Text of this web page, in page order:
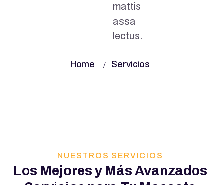
mattis
assa
lectus.
Home Servicios
NUESTROS SERVICIOS
Los Mejores y Más Avanzados